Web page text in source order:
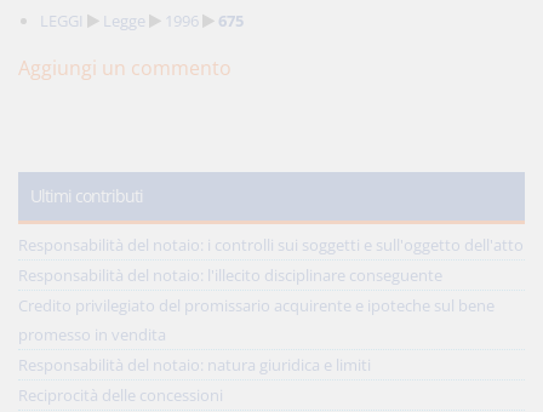
LEGGI Legge 1996 675
Aggiungi un commento
Ultimi contributi
Responsabilità del notaio: i controlli sui soggetti e sull'oggetto dell'atto
Responsabilità del notaio: l'illecito disciplinare conseguente
Credito privilegiato del promissario acquirente e ipoteche sul bene
promesso in vendita
Responsabilità del notaio: natura giuridica e limiti
Reciprocità delle concessioni